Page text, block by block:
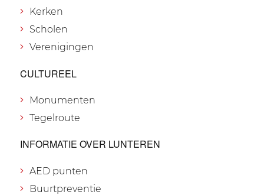
Kerken
Scholen
Verenigingen
CULTUREEL
Monumenten
Tegelroute
INFORMATIE OVER LUNTEREN
AED punten
Buurtpreventie